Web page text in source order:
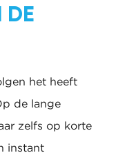
DE
het heeft
de lange
zelfs op korte
instant